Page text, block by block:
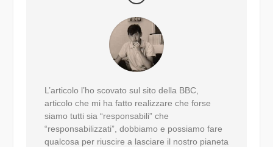
L’articolo l’ho scovato sul sito della BBC,
articolo che mi ha fatto realizzare che forse
siamo tutti sia “responsabili” che
“responsabilizzati”, dobbiamo e possiamo fare
qualcosa per riuscire a lasciare il nostro pianeta